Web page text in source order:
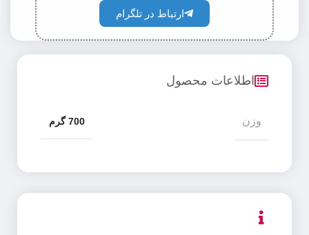
ارتباط در تلگرام
اطلاعات محصول
وزن 700 گرم